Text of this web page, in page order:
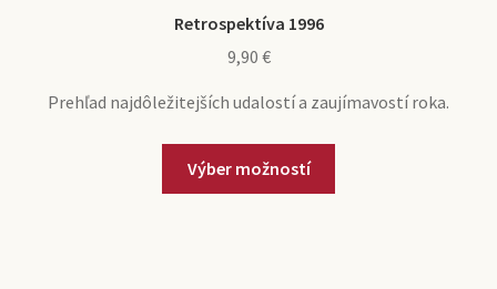
Retrospektíva 1996
9,90 €
Prehľad najdôležitejších udalostí a zaujímavostí roka.
Výber možností